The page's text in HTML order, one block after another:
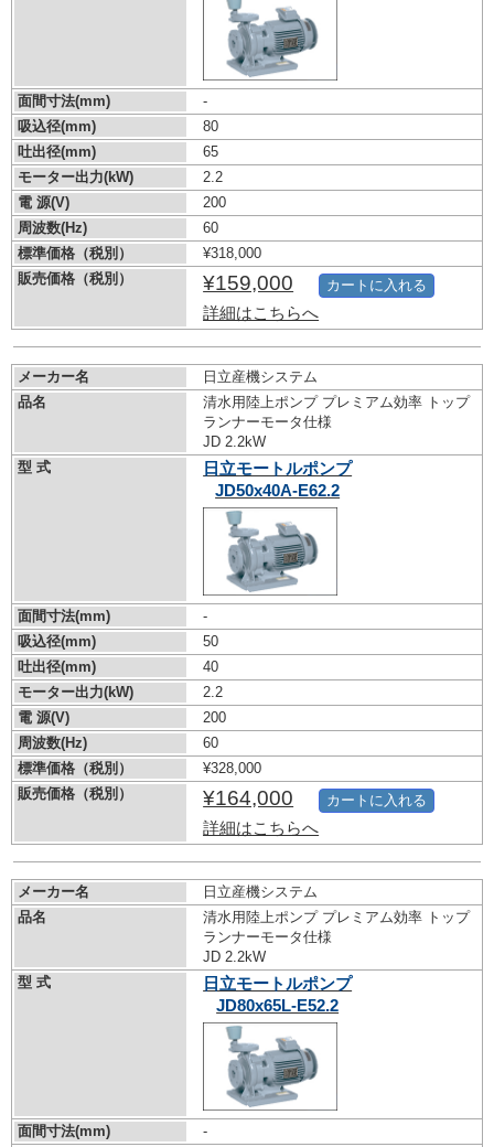
面間寸法(mm)
-
吸込径(mm)
80
吐出径(mm)
65
モーター出力(kW)
2.2
電 源(V)
200
周波数(Hz)
60
標準価格（税別）
¥318,000
販売価格（税別）
¥159,000
詳細はこちらへ
カートに入れる
メーカー名
日立産機システム
品名
清水用陸上ポンプ プレミアム効率 トップ
ランナーモータ仕様
JD 2.2kW
型 式
日立モートルポンプ
JD50x40A-E62.2
面間寸法(mm)
-
吸込径(mm)
50
吐出径(mm)
40
モーター出力(kW)
2.2
電 源(V)
200
周波数(Hz)
60
標準価格（税別）
¥328,000
販売価格（税別）
¥164,000
詳細はこちらへ
カートに入れる
メーカー名
日立産機システム
品名
清水用陸上ポンプ プレミアム効率 トップ
ランナーモータ仕様
JD 2.2kW
型 式
日立モートルポンプ
JD80x65L-E52.2
面間寸法(mm)
-